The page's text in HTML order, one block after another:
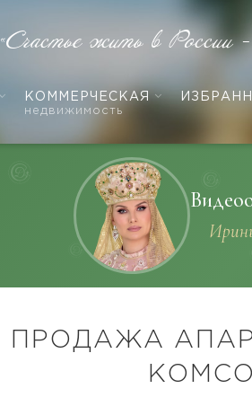
КОММЕРЧЕСКАЯ
недвижимость
«Счастье жить в России
ПРОДАЖА